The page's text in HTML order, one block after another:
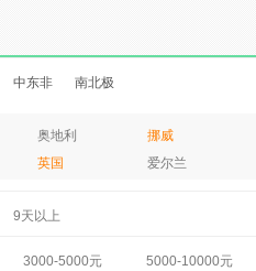
中东非 南北极
奥地利 挪威
英国 爱尔兰
9天以上
3000-5000元 5000-10000元